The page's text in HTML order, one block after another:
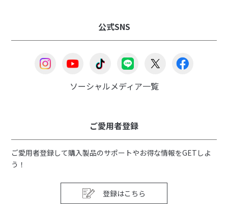
公式SNS
ソーシャルメディア一覧
ご愛用者登録
ご愛用者登録して購入製品のサポートやお得な情報をGETしよ
う！
登録はこちら